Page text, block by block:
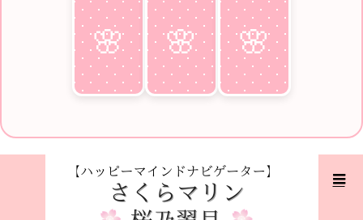
🌸
♥ 🌸
♥ 🌸
♥